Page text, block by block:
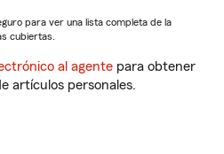
para ver una lista completa de la
cubiertas.
al agente para obtener
artículos personales.